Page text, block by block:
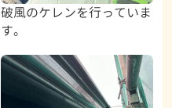
破風のケレンを行っていま
す。